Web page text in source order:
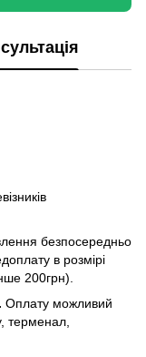
безпосередньо
в розмірі
200грн).
Оплату можливий
терменал,